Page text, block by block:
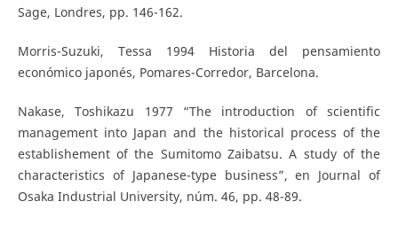
Sage, Londres, pp. 146-162.
Morris-Suzuki, Tessa 1994 Historia del pensamiento
económico japonés, Pomares-Corredor, Barcelona.
Nakase, Toshikazu 1977 “The introduction of scientific
management into Japan and the historical process of the
establishement of the Sumitomo Zaibatsu. A study of the
characteristics of Japanese-type business”, en Journal of
Osaka Industrial University, núm. 46, pp. 48-89.